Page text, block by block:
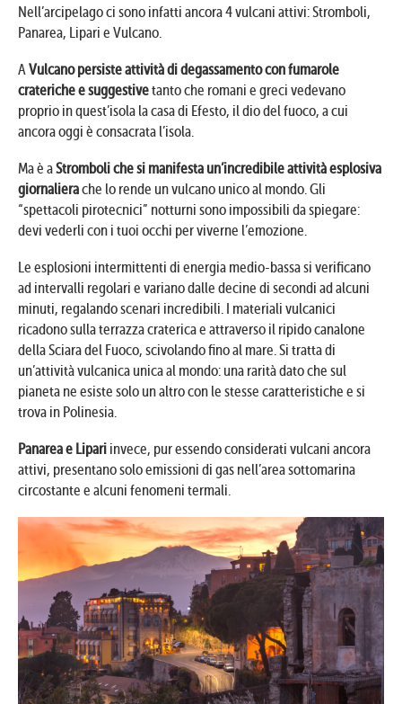
Nell’arcipelago ci sono infatti ancora 4 vulcani attivi: Stromboli,
Panarea, Lipari e Vulcano.
AVulcano persiste attività di degassamentocon fumarole
crateriche e suggestivetanto che romani e greci vedevano
proprio in quest’isola la casa di Efesto, il dio del fuoco, a cui
ancora oggi è consacrata l’isola.
Ma è aStromboli che si manifesta un’incredibile attività esplosiva
giornalierache lo rende un vulcano unico al mondo. Gli
“spettacoli pirotecnici” notturni sono impossibili da spiegare:
devi vederli con i tuoi occhi per viverne l’emozione.
Le esplosioni intermittenti di energia medio-bassa si verificano
ad intervalli regolari e variano dalle decine di secondi ad alcuni
minuti, regalando scenari incredibili. I materiali vulcanici
ricadono sulla terrazza craterica e attraverso il ripido canalone
della Sciara del Fuoco, scivolando fino al mare. Si tratta di
un’attività vulcanica unica al mondo: una rarità dato che sul
pianeta ne esiste solo un altro con le stesse caratteristiche e si
trova in Polinesia.
Panarea e Lipari invece, pur essendo considerati vulcani ancora
attivi, presentano solo emissioni di gas nell’area sottomarina
circostante e alcuni fenomeni termali.